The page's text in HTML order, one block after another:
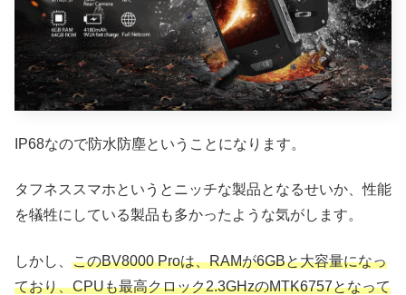
IP68なので防水防塵ということになります。
タフネススマホというとニッチな製品となるせいか、性能
を犠牲にしている製品も多かったような気がします。
しかし、 このBV8000 Proは、RAMが6GBと大容量になっ
ており、CPUも最高クロック2.3GHzのMTK6757となって